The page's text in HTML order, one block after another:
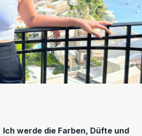
Ich werde die Farben, Düfte und